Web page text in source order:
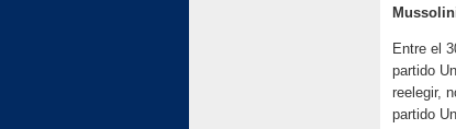
Entre el
partido
reelegir,
partido